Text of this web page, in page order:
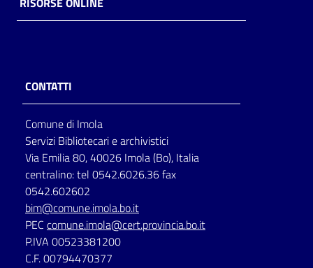
CONTATTI
Comune di Imola
Servizi Bibliotecari e archivistici
Via Emilia 80, 40026 Imola (Bo), Italia
centralino: tel 0542.6026.36 fax
0542.602602
bim@comune.imola.bo.it
PEC comune.imola@cert.provincia.bo.it
P.IVA 00523381200
C.F. 00794470377